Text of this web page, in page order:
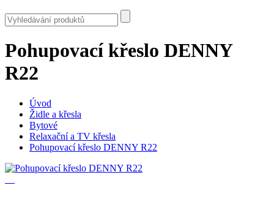
Pohupovací křeslo DENNY
R22
Úvod
Židle a křesla
Bytové
Relaxační a TV křesla
Pohupovací křeslo DENNY R22